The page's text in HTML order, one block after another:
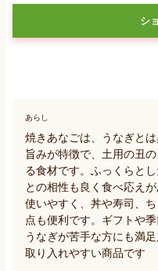
シ
あらし
焼きあなごは、うなぎと
旨みが特徴で、土用の丑
る食材です。ふっくらと
との相性も良く食べ応え
使いやすく、丼や寿司、
点も便利です。ギフトや
うなぎが苦手な方にも満
取り入れやすい商品です